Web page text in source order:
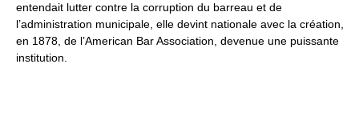
entendait lutter contre la corruption du barreau et de
l’administration municipale, elle devint nationale avec la création,
en 1878, de l’American Bar Association, devenue une puissante
institution.